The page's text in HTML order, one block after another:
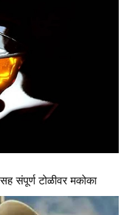
संपूर्ण टोळीवर मकोका